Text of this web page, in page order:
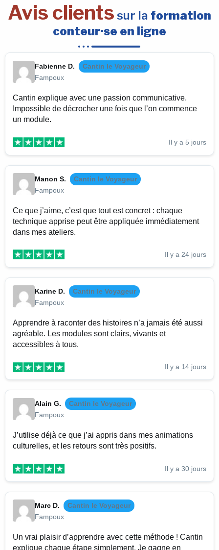
Avis clients sur la formation
conteur·se en ligne
Fabienne D.
Cantin le Voyageur
Fampoux
Cantin explique avec une passion communicative.
Impossible de décrocher une fois que l’on commence
un module.
Il y a 5 jours
Manon S.
Cantin le Voyageur
Fampoux
Ce que j’aime, c’est que tout est concret : chaque
technique apprise peut être appliquée immédiatement
dans mes ateliers.
Il y a 24 jours
Karine D.
Cantin le Voyageur
Fampoux
Apprendre à raconter des histoires n’a jamais été aussi
agréable. Les modules sont clairs, vivants et
accessibles à tous.
Il y a 14 jours
Alain G.
Cantin le Voyageur
Fampoux
J’utilise déjà ce que j’ai appris dans mes animations
culturelles, et les retours sont très positifs.
Il y a 30 jours
Marc D.
Cantin le Voyageur
Fampoux
Un vrai plaisir d’apprendre avec cette méthode ! Cantin
explique chaque étape simplement. Je gagne en